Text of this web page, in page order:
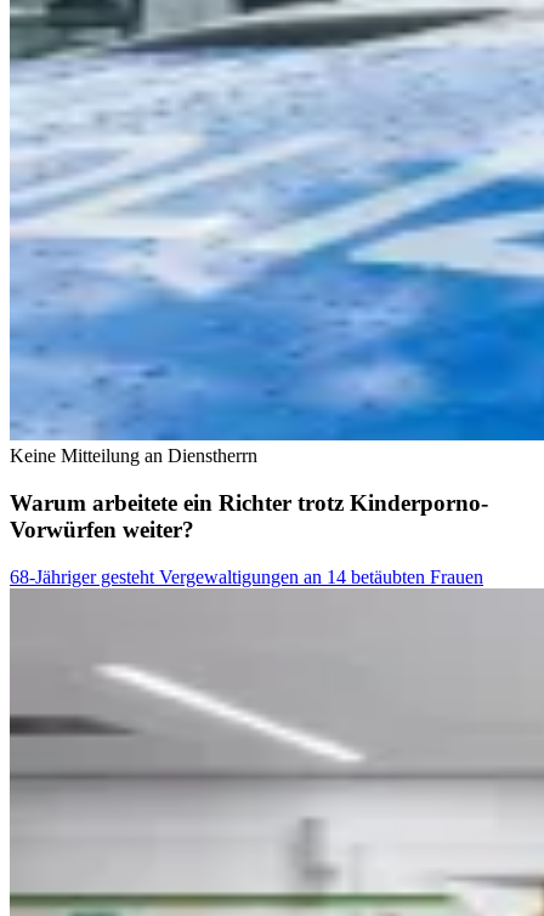
Keine Mitteilung an Dienstherrn
Warum arbeitete ein Richter trotz Kinderporno-
Vorwürfen weiter?
68-Jähriger gesteht Vergewaltigungen an 14 betäubten Frauen